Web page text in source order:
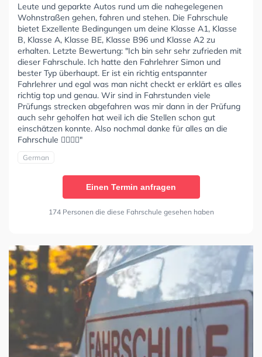
Leute und geparkte Autos rund um die nahegelegenen
Wohnstraßen gehen, fahren und stehen. Die Fahrschule
bietet Exzellente Bedingungen um deine Klasse A1, Klasse
B, Klasse A, Klasse BE, Klasse B96 und Klasse A2 zu
erhalten. Letzte Bewertung: "Ich bin sehr sehr zufrieden mit
dieser Fahrschule. Ich hatte den Fahrlehrer Simon und
bester Typ überhaupt. Er ist ein richtig entspannter
Fahrlehrer und egal was man nicht checkt er erklärt es alles
richtig top und genau. Wir sind in Fahrstunden viele
Prüfungs strecken abgefahren was mir dann in der Prüfung
auch sehr geholfen hat weil ich die Stellen schon gut
einschätzen konnte. Also nochmal danke für alles an die
Fahrschule ✌🏼✌🏼"
German
Einen Termin anfragen
174 Personen die diese Fahrschule gesehen haben